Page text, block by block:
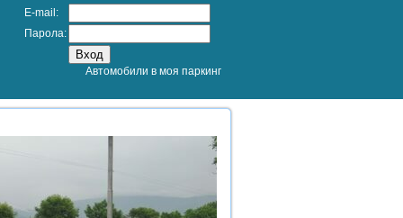
E-mail:
Парола:
Автомобили в моя паркинг